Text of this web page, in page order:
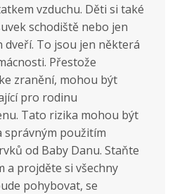
vzduchu. Děti si také
schodiště nebo jen
dveří. To jsou jen některá
Přestože
zranění, mohou být
pro rodinu
Tato rizika mohou být
správným použitím
od Baby Danu. Staňte
a projděte si všechny
pohybovat, se